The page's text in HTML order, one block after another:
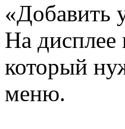
«Добавить
На дисплее
который
меню.